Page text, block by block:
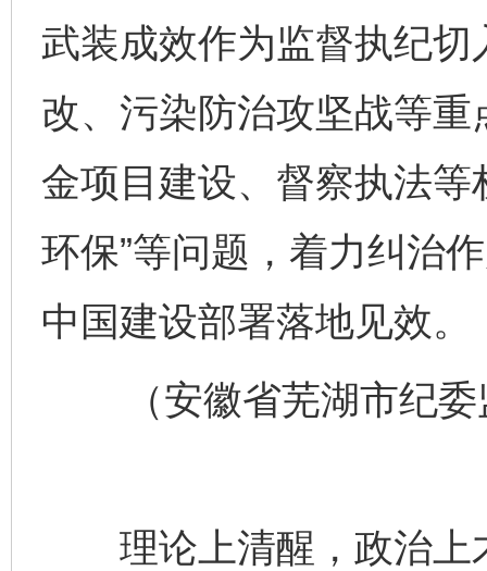
武装成效作为监督执纪
改、污染防治攻坚战等
金项目建设、督察执法等
环保”等问题，着力纠治
中国建设部署落地见效。
（安徽省芜湖市纪委
理论上清醒，政治上